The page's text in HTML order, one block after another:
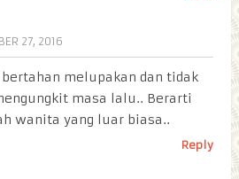
27, 2016
bertahan melupakan dan tidak
masa lalu.. Berarti
wanita yang luar biasa..
Reply